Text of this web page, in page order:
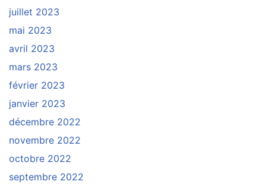
juillet 2023
mai 2023
avril 2023
mars 2023
février 2023
janvier 2023
décembre 2022
novembre 2022
octobre 2022
septembre 2022